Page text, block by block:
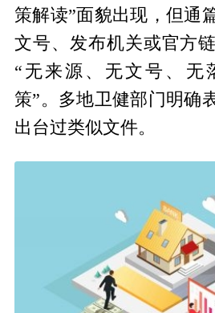
策解读”面貌出现，但通
文号、发布机关或官方
“无来源、无文号、无
策”。多地卫健部门明确
出台过类似文件。